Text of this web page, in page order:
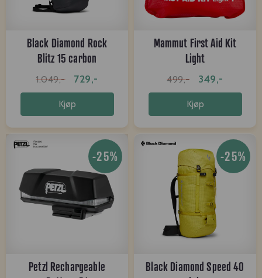
Black Diamond Rock
Blitz 15 carbon
1.049,- 729,-
Kjøp
Mammut First Aid Kit
Light
499,- 349,-
Kjøp
-25%
Petzl Rechargeable
-25%
Black Diamond Speed 40